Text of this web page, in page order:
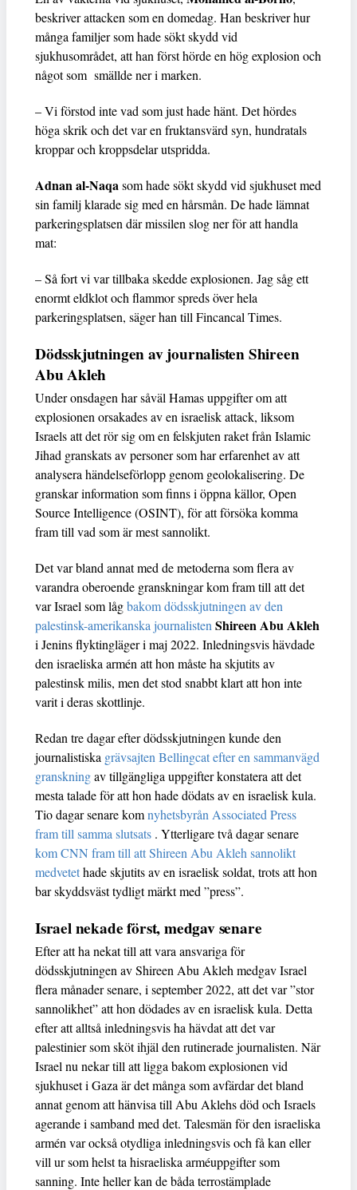
beskriver attacken som en domedag. Han beskriver hur
många familjer som hade sökt skydd vid
sjukhusområdet, att han först hörde en hög explosion och
något som smällde ner i marken.
– Vi förstod inte vad som just hade hänt. Det hördes
höga skrik och det var en fruktansvärd syn, hundratals
kroppar och kroppsdelar utspridda.
Adnan al-Naqasom hade sökt skydd vid sjukhuset med
sin familj klarade sig med en hårsmån. De hade lämnat
parkeringsplatsen där missilen slog ner för att handla
mat:
– Så fort vi var tillbaka skedde explosionen. Jag såg ett
enormt eldklot och flammor spreds över hela
parkeringsplatsen, säger han till Fincancal Times.
Dödsskjutningen av journalisten Shireen
Abu Akleh
Under onsdagen har såväl Hamas uppgifter om att
explosionen orsakades av en israelisk attack, liksom
Israels att det rör sig om en felskjuten raket från Islamic
Jihad granskats av personer som har erfarenhet av att
analysera händelseförlopp genom geolokalisering. De
granskar information som finns i öppna källor, Open
Source Intelligence (OSINT), för att försöka komma
fram till vad som är mest sannolikt.
Det var bland annat med de metoderna som flera av
varandra oberoende granskningar kom fram till att det
var Israel som lågbakom dödsskjutningen av den
palestinsk-amerikanska journalisten Shireen Abu Akleh
i Jenins flyktingläger i maj 2022. Inledningsvis hävdade
den israeliska armén att hon måste ha skjutits av
palestinsk milis, men det stod snabbt klart att hon inte
varit i deras skottlinje.
Redan tre dagar efter dödsskjutningen kunde den
journalistiska grävsajten Bellingcat efter en sammanvägd
granskningav tillgängliga uppgifter konstatera att det
mesta talade för att hon hade dödats av en israelisk kula.
Tio dagar senare komnyhetsbyrån Associated Press
fram till samma slutsats . Ytterligare två dagar senare
kom CNN fram till att Shireen Abu Akleh sannolikt
medvetethade skjutits av en israelisk soldat, trots att hon
bar skyddsväst tydligt märkt med ”press”.
Israel nekade först, medgav senare
Efter att ha nekat till att vara ansvariga för
dödsskjutningen av Shireen Abu Akleh medgav Israel
flera månader senare, i september 2022, att det var ”stor
sannolikhet” att hon dödades av en israelisk kula. Detta
efter att alltså inledningsvis ha hävdat att det var
palestinier som sköt ihjäl den rutinerade journalisten. När
Israel nu nekar till att ligga bakom explosionen vid
sjukhuset i Gaza är det många som avfärdar det bland
annat genom att hänvisa till Abu Aklehs död och Israels
agerande i samband med det. Talesmän för den israeliska
armén var också otydliga inledningsvis och få kan eller
vill ur som helst ta hisraeliska arméuppgifter som
sanning. Inte heller kan de båda terrostämplade